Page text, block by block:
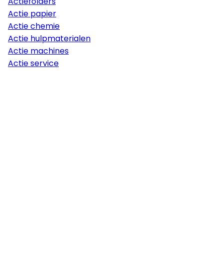
Actie papier
Actie chemie
Actie hulpmaterialen
Actie machines
Actie service